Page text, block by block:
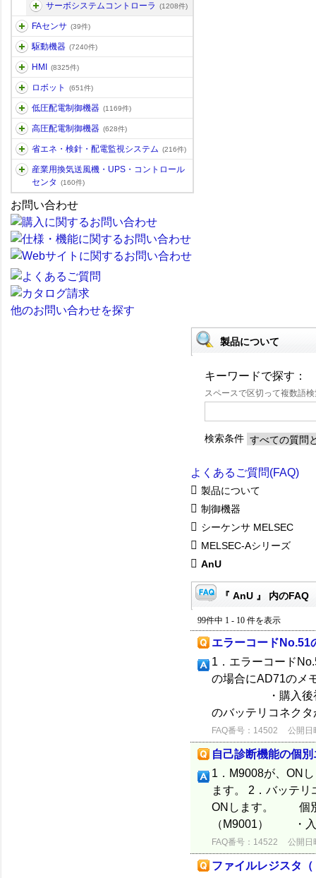
サーボシステムコントローラ (1208件)
FAセンサ (39件)
駆動機器 (7240件)
HMI (8325件)
ロボット (651件)
低圧配電制御機器 (1169件)
高圧配電制御機器 (628件)
省エネ・検針・配電監視システム (216件)
産業用換気送風機・UPS・コントロール
センタ
(160件)
お問い合わせ
他のお問い合わせを探す
製品について
キーワードで探す：
スペースで区切って複数語
検索条件
よくあるご質問(FAQ)
製品について
制御機器
シーケンサ MELSEC
MELSEC-Aシリーズ
AnU
『 AnU 』 内のFAQ
99件中 1 - 10 件を表示
エラーコードNo.51
1．エラーコード
の場合にAD71の
・購入後初め
のバッテリコネ
FAQ番号：14502 公開日
自己診断機能の個
1．M9008が、ON
ます。 2．バッテ
ONします。 個別
（M9001） ・
FAQ番号：14522 公開日
ファイルレジスタ